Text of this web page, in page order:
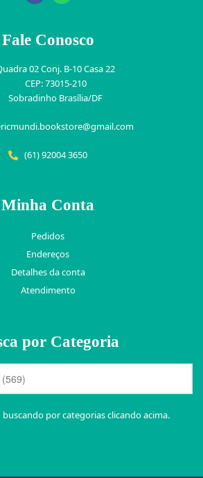
Fale Conosco
02 Conj. B-10 Casa 22
CEP: 73015-210
Sobradinho Brasília/DF
(61) 92004 3650
Minha Conta
Pedidos
Endereços
Detalhes da conta
Atendimento
por Categoria
por categorias clicando acima.